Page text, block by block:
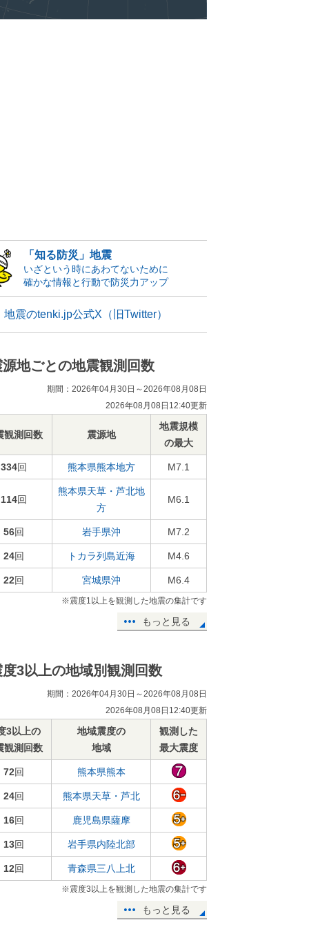
「知る防災」地震
いざという時にあわてないために
確かな情報と行動で防災力アップ
地震のtenki.jp公式X（旧Twitter）
源地ごとの地震観測回数
期間：2026年04月30日～2026年08月08日
2026年08月08日12:40更新
観測回数 震源地
地震規模
の最大
334回 熊本県熊本地方 M7.1
114回
熊本県天草・芦北地
方
M6.1
56回 岩手県沖 M7.2
24回 トカラ列島近海 M4.6
22回 宮城県沖 M6.4
※震度1以上を観測した地震の集計です
もっと見る
度3以上の地域別観測回数
期間：2026年04月30日～2026年08月08日
2026年08月08日12:40更新
3以上の
観測回数
地域震度の
地域
観測した
最大震度
72回 熊本県熊本
24回 熊本県天草・芦北
16回 鹿児島県薩摩
13回 岩手県内陸北部
12回 青森県三八上北
※震度3以上を観測した地震の集計です
もっと見る